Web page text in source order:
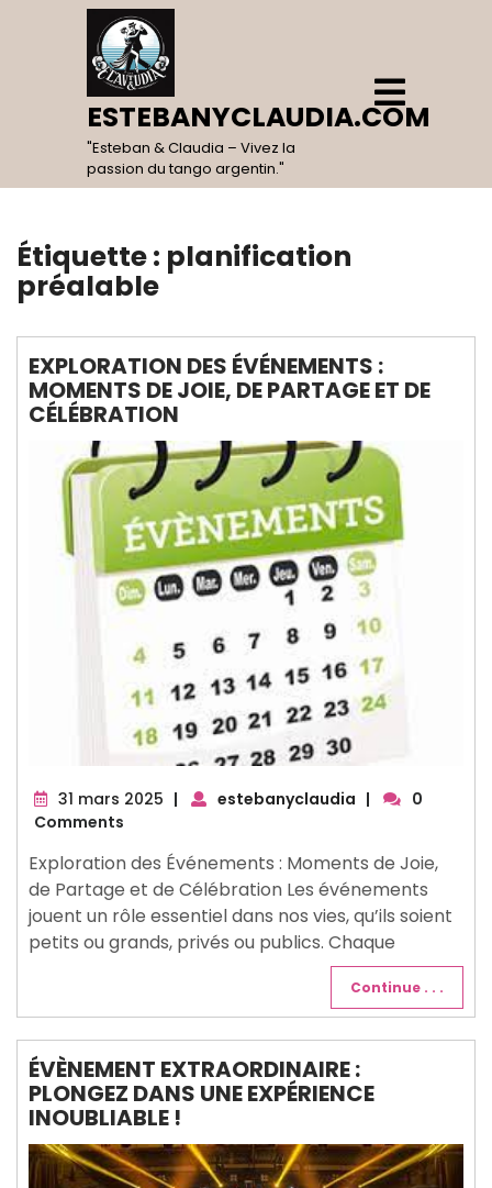
ESTEBANYCLAUDIA.COM
"Esteban & Claudia – Vivez la
passion du tango argentin."
Open
Menu
Étiquette : planification
préalable
EXPLORATION DES ÉVÉNEMENTS :
MOMENTS DE JOIE, DE PARTAGE ET DE
CÉLÉBRATION
31 mars 2025 31| estebanyclaudia |
0
Comments
Exploration des Événements : Moments de Joie,
de Partage et de Célébration Les événements
jouent un rôle essentiel dans nos vies, qu’ils soient
petits ou grands, privés ou publics. Chaque
Continue . . .
ÉVÈNEMENT EXTRAORDINAIRE :
PLONGEZ DANS UNE EXPÉRIENCE
INOUBLIABLE !